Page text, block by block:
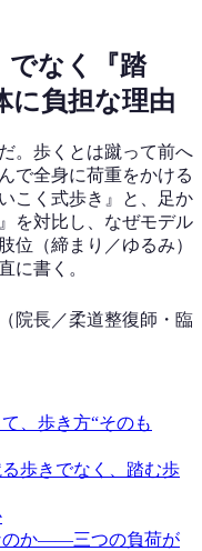
でなく『踏
負担な理由
。歩くとは蹴って前へ
で全身に荷重をかける
こく式歩き』と、足か
を対比し、なぜモデル
位（締まり／ゆるみ）
に書く。
院長／柔道整復師・臨
、歩き方“そのも
歩きでなく、踏む歩
のか——三つの負荷が